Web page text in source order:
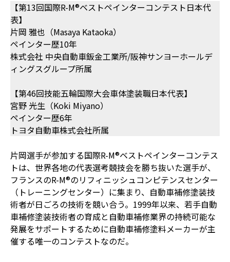
【第13回国際R-M®ベストペインターコンテスト日本代
表】
片岡 雅也（Masaya Kataoka）
ペインター歴10年
株式会社 中央自動車鈑金工業所/阪神サンヨーホールデ
ィングスグループ所属
【第46回技能五輪国際大会車体塗装職日本代表】
宮野 光生（Koki Miyano）
ペインター歴6年
トヨタ自動車株式会社所属
片岡選手が参加する国際R-M®ベストペインターコンテス
トは、世界各地の代表選考競技会を勝ち抜いた選手が、
フランスのR-M®のリフィニッシュコンピテンスセンター
（トレーニングセンター）に集まり、自動車補修塗装技
術者が日ごろの技術を競い合う。1999年以来、若手自動
車補修塗装技術者の育成と自動車補修業界の持続可能な
発展をサポートするために自動車補修塗料メーカーが主
催する唯一のコンテストなのだ。